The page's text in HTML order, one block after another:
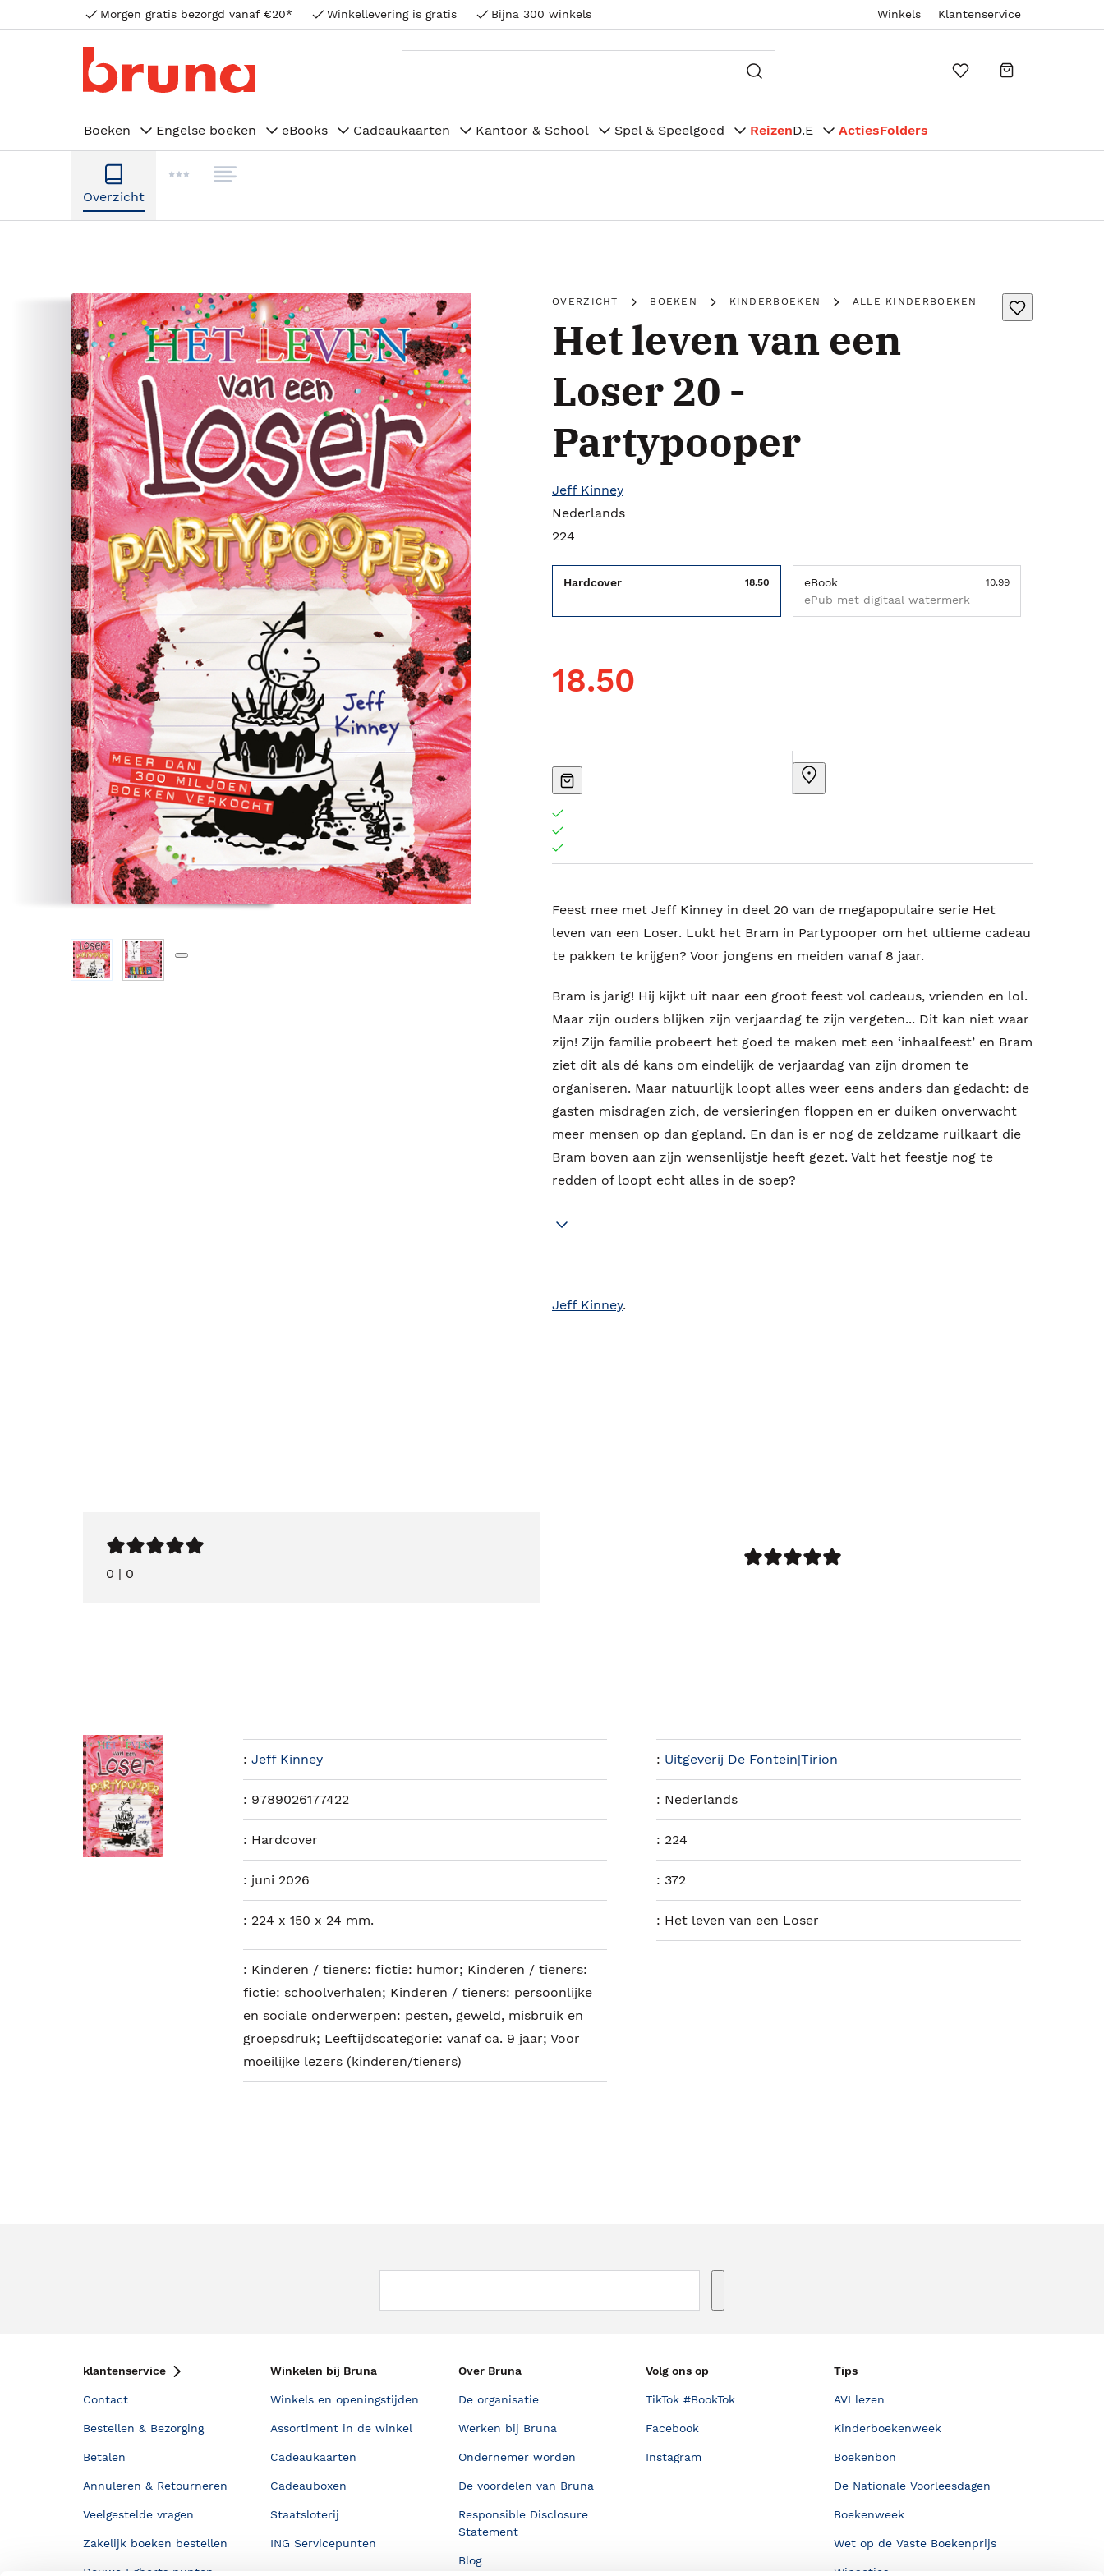
Morgen gratis bezorgd vanaf €20* Winkellevering is gratis Bijna 300 winkels Winkels Klantenservice
Boeken Engelse boeken eBooks Cadeaukaarten Kantoor & School Spel & Speelgoed ReizenD.E ActiesFolders
Overzicht
OVERZICHT BOEKEN KINDERBOEKEN ALLE KINDERBOEKEN
Het leven van een
Loser 20 -
Partypooper
Jeff Kinney
Nederlands
224
Hardcover 18.50 eBook 10.99
ePub met digitaal watermerk
18.50
Feest mee met Jeff Kinney in deel 20 van de megapopulaire serie Het
leven van een Loser. Lukt het Bram in Partypooper om het ultieme cadeau
te pakken te krijgen? Voor jongens en meiden vanaf 8 jaar.
Bram is jarig! Hij kijkt uit naar een groot feest vol cadeaus, vrienden en lol.
Maar zijn ouders blijken zijn verjaardag te zijn vergeten... Dit kan niet waar
zijn! Zijn familie probeert het goed te maken met een ‘inhaalfeest’ en Bram
ziet dit als dé kans om eindelijk de verjaardag van zijn dromen te
organiseren. Maar natuurlijk loopt alles weer eens anders dan gedacht: de
gasten misdragen zich, de versieringen floppen en er duiken onverwacht
meer mensen op dan gepland. En dan is er nog de zeldzame ruilkaart die
Bram boven aan zijn wensenlijstje heeft gezet. Valt het feestje nog te
redden of loopt echt alles in de soep?
Jeff Kinney.
0 | 0
: Jeff Kinney : Uitgeverij De Fontein|Tirion
: 9789026177422 : Nederlands
: Hardcover : 224
: juni 2026 :372
: 224 x 150 x 24 mm. : Het leven van een Loser
: Kinderen / tieners: fictie: humor; Kinderen / tieners:
fictie: schoolverhalen; Kinderen / tieners: persoonlijke
en sociale onderwerpen: pesten, geweld, misbruik en
groepsdruk; Leeftijdscategorie: vanaf ca. 9 jaar; Voor
moeilijke lezers (kinderen/tieners)
klantenservice
Contact
Bestellen & Bezorging
Betalen
Annuleren & Retourneren
Veelgestelde vragen
Zakelijk boeken bestellen
Douwe Egberts punten
Winkelen bij Bruna
Winkels en openingstijden
Assortiment in de winkel
Cadeaukaarten
Cadeauboxen
Staatsloterij
ING Servicepunten
Over Bruna
De organisatie
Werken bij Bruna
Ondernemer worden
De voordelen van Bruna
Responsible Disclosure
Statement
Blog
Volg ons op
TikTok #BookTok
Facebook
Instagram
Tips
AVI lezen
Kinderboekenweek
Boekenbon
De Nationale Voorleesdagen
Boekenweek
Wet op de Vaste Boekenprijs
Winacties